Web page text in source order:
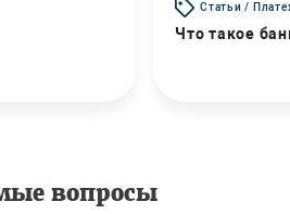
Статьи /
Что такое
вопросы